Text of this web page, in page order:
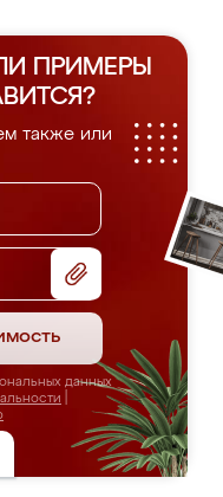
ПРИМЕРЫ
также или
данных